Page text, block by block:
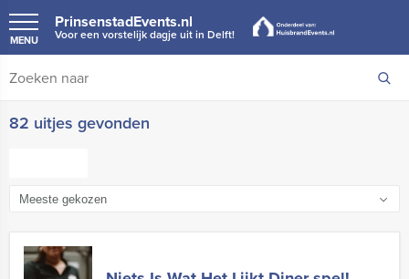
PrinsenstadEvents.nl
Voor een vorstelijk dagje uit in Delft!
MENU
82 uitjes gevonden